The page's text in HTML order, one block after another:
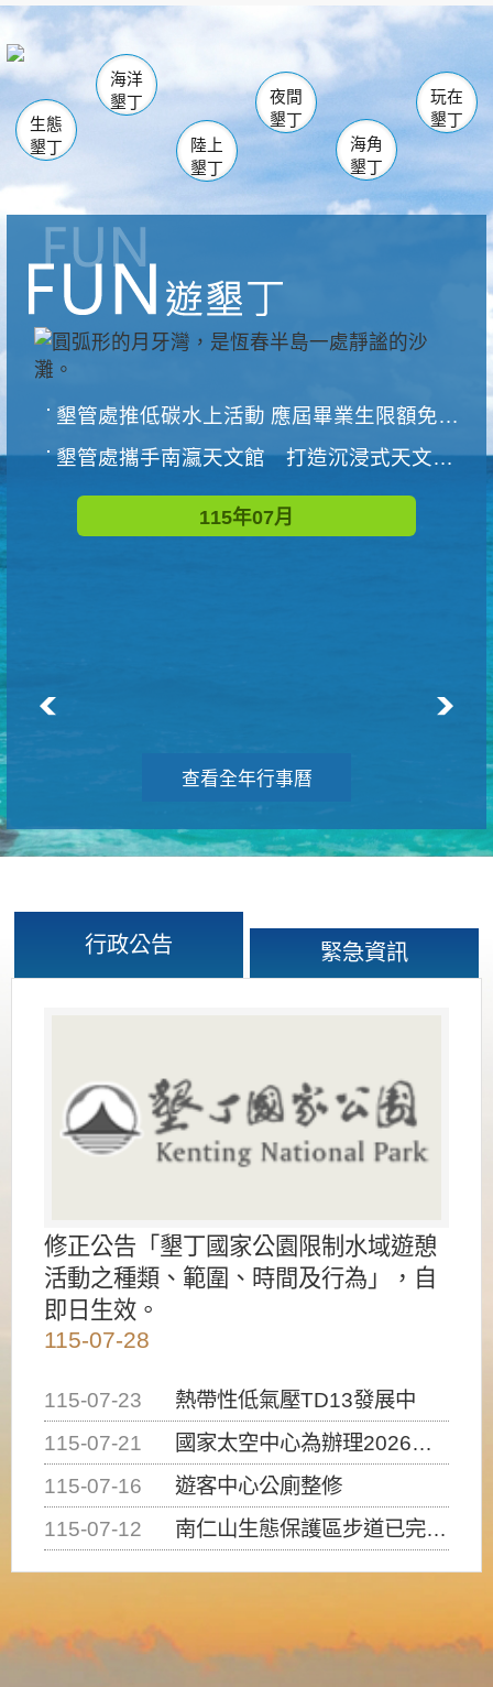
南仁湖
海生館
恆春 佳樂水
龍鑾潭自然中心 森林遊樂區
瓊麻館
關山 墾管處遊客中心
社頂公園 風吹沙
船帆石
白砂 龍磐公園
香蕉灣
砂島
鵝鑾鼻
生態
墾丁
海洋
墾丁
陸上
墾丁
夜間
墾丁
海角
墾丁
玩在
墾丁
墾管處推低碳水上活動 應屆畢業生限額免費參加
墾管處攜手南瀛天文館 打造沉浸式天文探索營隊
115年07月
查看全年行事曆
行政公告 緊急資訊
修正公告「墾丁國家公園限制水域遊憩
活動之種類、範圍、時間及行為」，自
即日生效。
115-07-28
115-07-23
熱帶性低氣壓TD13發展中
115-07-21
國家太空中心為辦理2026台灣盃火箭競賽，陸、海、空域警戒及協調相關事宜，因颱風備案事宜
115-07-16
遊客中心公廁整修
115-07-12
南仁山生態保護區步道已完成修復，自115年7月13日（星期一）起恢復開放入園，歡迎民眾依規定申請入園....